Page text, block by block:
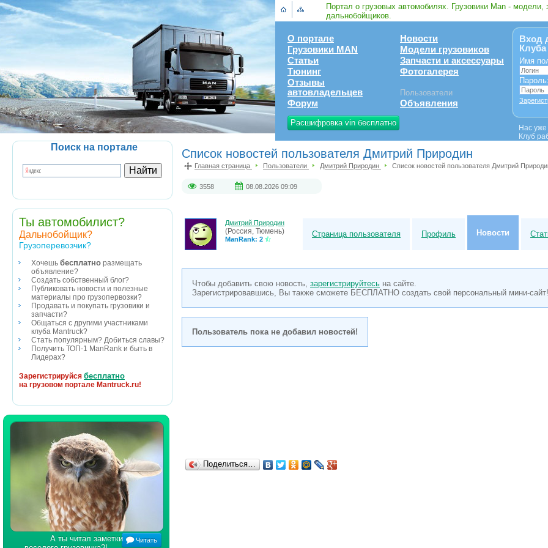
Портал о грузовых автомобилях. Грузовики Man -
дальнобойщиков.
О портале
Новости
Грузовики MAN
Модели грузовиков
Статьи
Запчасти и аксессуары
Тюнинг
Фотогалерея
Отзывы
автовладельцев
Пользователи
Форум Объявления
Расшифровка vin бесплатно
Вход
Клуба
Имя
Нас уже
Клуб
Поиск на портале
Ты автомобилист?
Дальнобойщик?
Грузоперевозчик?
Хочешь бесплатно размещать
объявление?
Создать собственный блог?
Публиковать новости и полезные
материалы про грузопервозки?
Продавать и покупать грузовики и
запчасти?
Общаться с другими участниками
клуба Mantruck?
Стать популярным? Добиться славы?
Получить ТОП-1 ManRank и быть в
Лидерах?
Зарегистрируйся бесплатно
на грузовом портале Mantruck.ru!
А ты читал заметки
Читать
Список новостей пользователя Дмитрий Природин
Главная страница Пользователи Дмитрий Природин Список новостей пользователя Дмитрий
3558 08.08.2026 09:09
Дмитрий Природин
(Россия, Тюмень)
ManRank: 2
Страница пользователя Профиль Новости
Чтобы добавить свою новость, зарегистрируйтесь на сайте.
Зарегистрировавшись, Вы также сможете БЕСПЛАТНО создать свой персональный мини-сайт!
Пользователь пока не добавил новостей!
Поделиться…